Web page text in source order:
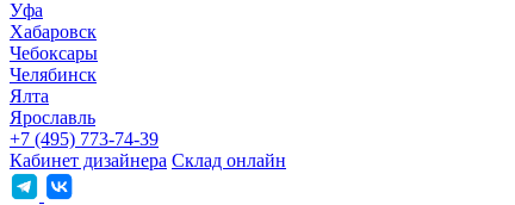
Уфа
Хабаровск
Чебоксары
Челябинск
Ялта
Ярославль
+7 (495) 773-74-39
Кабинет дизайнера Склад онлайн